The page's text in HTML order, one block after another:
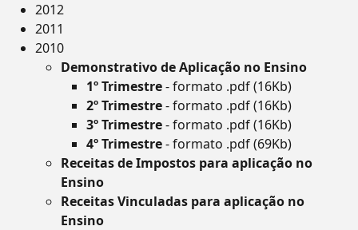
2012
2011
2010
Demonstrativo de Aplicação no Ensino
1º Trimestre- formato .pdf (16Kb)
2º Trimestre- formato .pdf (16Kb)
3º Trimestre- formato .pdf (16Kb)
4º Trimestre- formato .pdf (69Kb)
Receitas de Impostos para aplicação no
Ensino
Receitas Vinculadas para aplicação no
Ensino